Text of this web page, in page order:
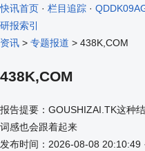
快讯首页 · 栏目追踪 ·
研报索引
资讯 > 专题报道 > 438K,COM
438K,COM
报告提要：GOUSHIZAI.TK这种
词感也会跟着起来
发布时间：2026-08-08 20:10:49